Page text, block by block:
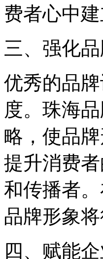
费者心中
三、强化
优秀的品
度。珠海
略，使品
提升消费
和传播者
品牌形象
四、赋能